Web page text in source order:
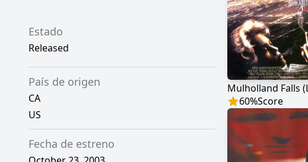
Estado
Released
País de origen
CA
US
Fecha de estreno
60%Score